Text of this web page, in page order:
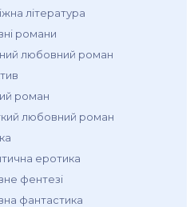
література
романи
любовний роман
роман
любовний роман
еротика
фентезі
фантастика